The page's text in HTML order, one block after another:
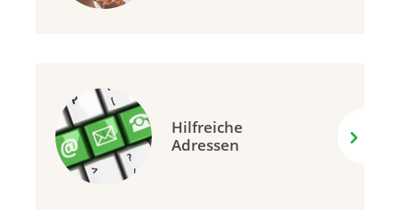
Hilfreiche
Adressen